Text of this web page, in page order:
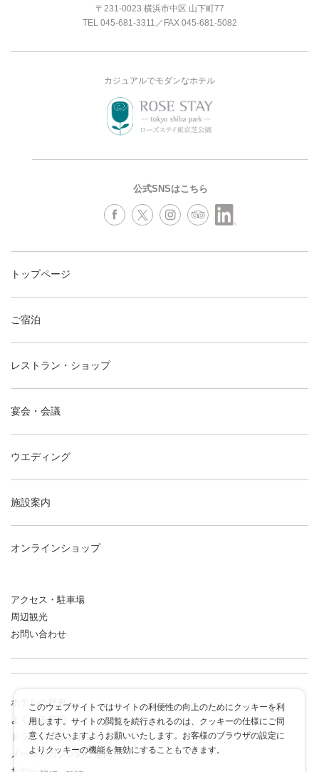
このウェブサイトではサイトの利便性の向上のためにクッキーを利
用します。サイトの閲覧を続行されるのは、クッキーの仕様にご同
意くださいますようお願いいたします。お客様のブラウザの設定に
よりクッキーの機能を無効にすることもできます。
〒231-0023 横浜市中区 山下町77
TEL 045-681-3311 ／FAX 045-681-5082
カジュアルでモダンなホテル
公式SNSはこちら
トップページ
ご宿泊
レストラン・ショップ
宴会・会議
ウエディング
施設案内
オンラインショップ
アクセス・駐車場
周辺観光
お問い合わせ
ホテルの歴史
よくある質問
ドラゴンポイントカード
メールマガジンのご案内